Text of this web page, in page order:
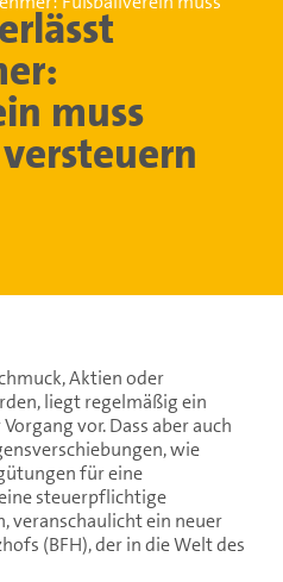
muss
Aktien oder
liegt regelmäßig ein
vor. Dass aber auch
wie
für eine
steuerpflichtige
veranschaulicht ein neuer
(BFH), der in die Welt des